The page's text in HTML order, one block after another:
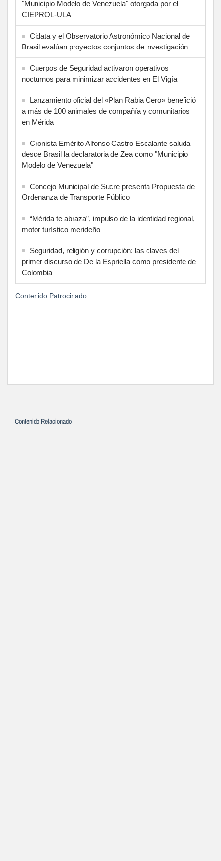
"Municipio Modelo de Venezuela" otorgada por el
CIEPROL-ULA
Cidata y el Observatorio Astronómico Nacional de
Brasil evalúan proyectos conjuntos de investigación
Cuerpos de Seguridad activaron operativos
nocturnos para minimizar accidentes en El Vigía
Lanzamiento oficial del «Plan Rabia Cero» benefició
a más de 100 animales de compañía y comunitarios
en Mérida
Cronista Emérito Alfonso Castro Escalante saluda
desde Brasil la declaratoria de Zea como "Municipio
Modelo de Venezuela"
Concejo Municipal de Sucre presenta Propuesta de
Ordenanza de Transporte Público
“Mérida te abraza”, impulso de la identidad regional,
motor turístico merideño
Seguridad, religión y corrupción: las claves del
primer discurso de De la Espriella como presidente de
Colombia
Contenido Patrocinado
Contenido Relacionado